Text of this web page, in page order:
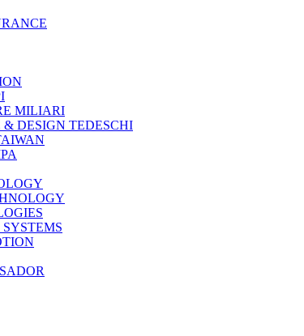
MILIARI
DESIGN TEDESCHI